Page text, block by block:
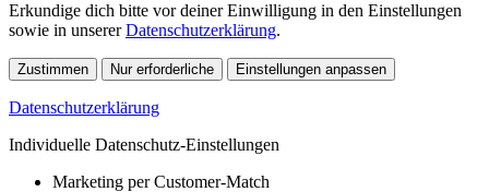
Erkundige dich bitte vor deiner Einwilligung in den Einstellungen
sowie in unsererDatenschutzerklärung.
Zustimmen Nur erforderliche Einstellungen anpassen
Datenschutzerklärung
Individuelle Datenschutz-Einstellungen
Marketing per Customer-Match